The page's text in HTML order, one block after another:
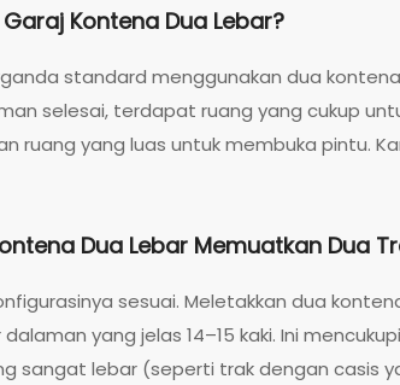
Kontena Dua Lebar?
standard menggunakan dua kontena
selesai, terdapat ruang yang cukup
ruang yang luas untuk membuka pintu.
Dua Lebar Memuatkan Dua
sesuai. Meletakkan dua
dalaman yang jelas 14–15 kaki. Ini
sangat lebar (seperti trak dengan casis